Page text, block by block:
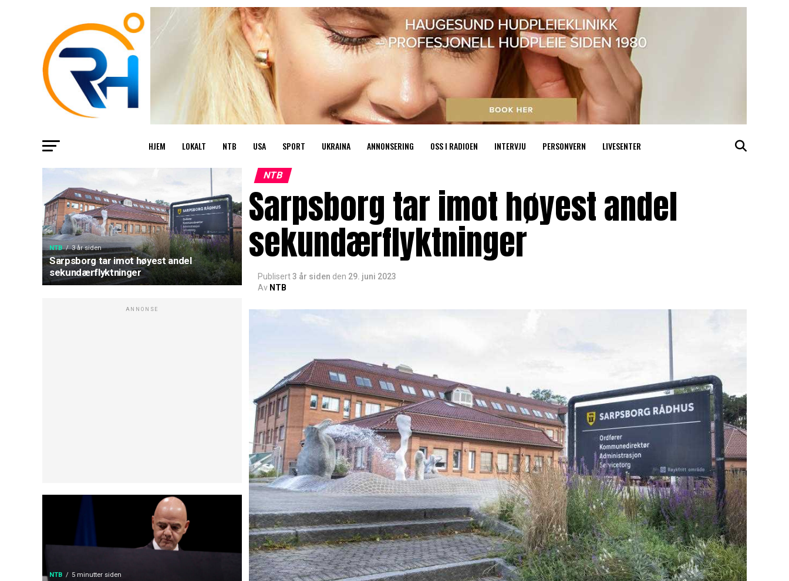
HJEM LOKALT NTB USA SPORT UKRAINA ANNONSERING OSS I RADIOEN INTERVJU PERSONVERN LIVESENTER
NTB 3 år siden
Sarpsborg tar imot høyest andel
sekundærflyktninger
ANNONSE
NTB 5 minutter siden
NTB
Sarpsborg tar imot høyest andel
sekundærflyktninger
Publisert3 år siden den 29. juni 2023
Av NTB